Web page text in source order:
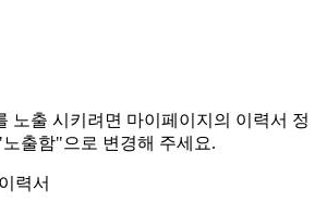
노출 시키려면 마이페이지의 이력서 정
출함"으로 변경해 주세요.
력서